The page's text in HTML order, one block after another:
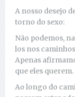
A nosso desejo
torno do sexo:
Não podemos,
los nos
Apenas
que eles querem.
Ao longo do